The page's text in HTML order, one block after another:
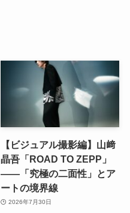
【ビジュアル撮影編】山﨑
晶吾「ROAD TO ZEPP」
――「究極の二面性」とア
ートの境界線
2026年7月30日